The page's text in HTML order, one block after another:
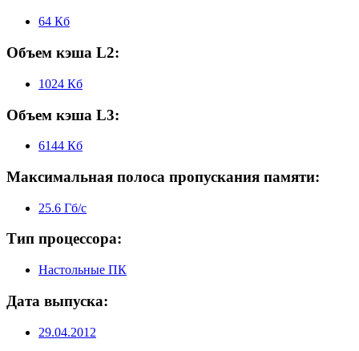
64 Кб
Объем кэша L2:
1024 Кб
Объем кэша L3:
6144 Кб
Максимальная полоса пропускания памяти:
25.6 Гб/с
Тип процессора:
Настольные ПК
Дата выпуска:
29.04.2012